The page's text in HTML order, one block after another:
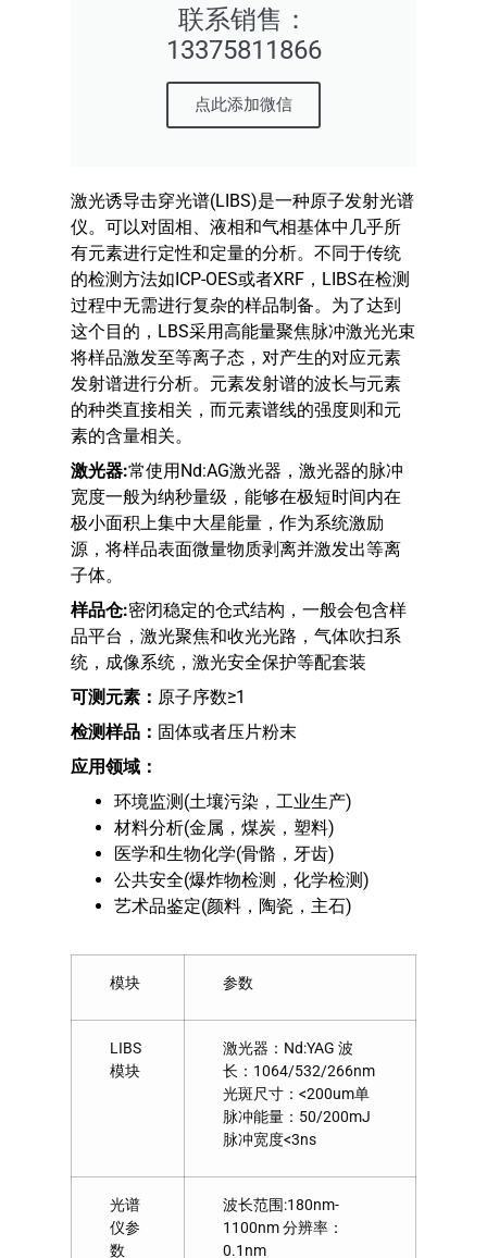
联系销售：
13375811866
点此添加微信
激光诱导击穿光谱(LIBS)是一种原子发射光谱
仪。可以对固相、液相和气相基体中几乎所
有元素进行定性和定量的分析。不同于传统
的检测方法如ICP-OES或者XRF，LIBS在检测
过程中无需进行复杂的样品制备。为了达到
这个目的，LBS采用高能量聚焦脉冲激光光束
将样品激发至等离子态，对产生的对应元素
发射谱进行分析。元素发射谱的波长与元素
的种类直接相关，而元素谱线的强度则和元
素的含量相关。
激光器:常使用Nd:AG激光器，激光器的脉冲
宽度一般为纳秒量级，能够在极短时间内在
极小面积上集中大星能量，作为系统激励
源，将样品表面微量物质剥离并激发出等离
子体。
样品仓:密闭稳定的仓式结构，一般会包含样
品平台，激光聚焦和收光光路，气体吹扫系
统，成像系统，激光安全保护等配套装
可测元素： 原子序数≥1
检测样品： 固体或者压片粉末
应用领域：
环境监测(土壤污染，工业生产)
材料分析(金属，煤炭，塑料)
医学和生物化学(骨骼，牙齿)
公共安全(爆炸物检测，化学检测)
艺术品鉴定(颜料，陶瓷，主石)
模块 参数
LIBS
模块
激光器：Nd:YAG 波
长：1064/532/266nm
光斑尺寸：<200um单
脉冲能量：50/200mJ
脉冲宽度<3ns
光谱
仪参
数
波长范围:180nm-
1100nm 分辨率：
0.1nm